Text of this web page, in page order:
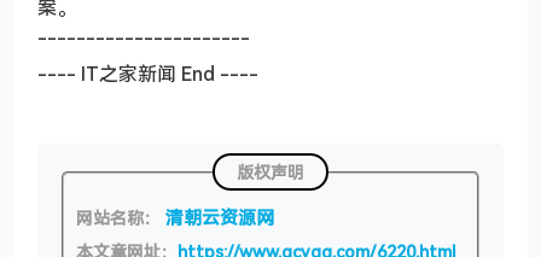
案。
----------------------
---- IT之家新闻 End ----
版权声明
网站名称： 清朝云资源网
本文章网址： https://www.qcyqq.com/6220.html